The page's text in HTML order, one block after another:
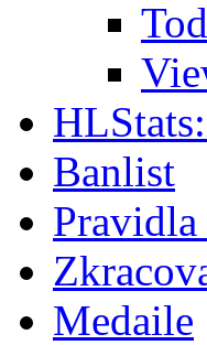
Banlist
Medaile